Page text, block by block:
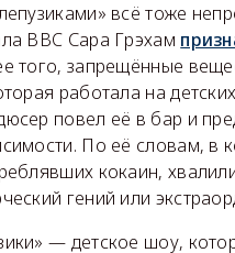
всё тоже
BBC Сара Грэхам
того, запрещённые
работала на
повел её в бар и
По её словам, в
кокаин,
гений или
— детское шоу,